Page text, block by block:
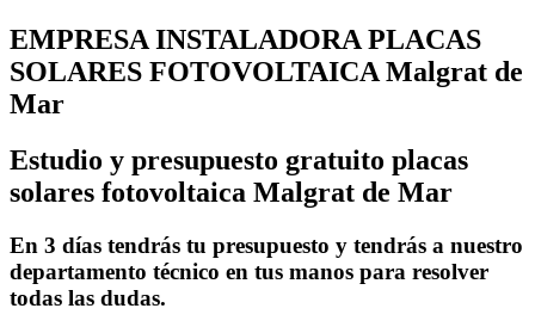
EMPRESA INSTALADORA PLACAS
SOLARES FOTOVOLTAICA Malgrat de
Mar
Estudio y presupuesto gratuito placas
solares fotovoltaica Malgrat de Mar
En 3 días tendrás tu presupuesto y tendrás a nuestro
departamento técnico en tus manos para resolver
todas las dudas.